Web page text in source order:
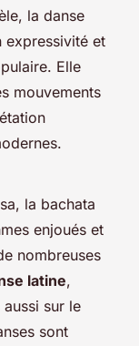
la danse
expressivité et
Elle
mouvements
la bachata
enjoués et
nombreuses
latine,
sur le
sont